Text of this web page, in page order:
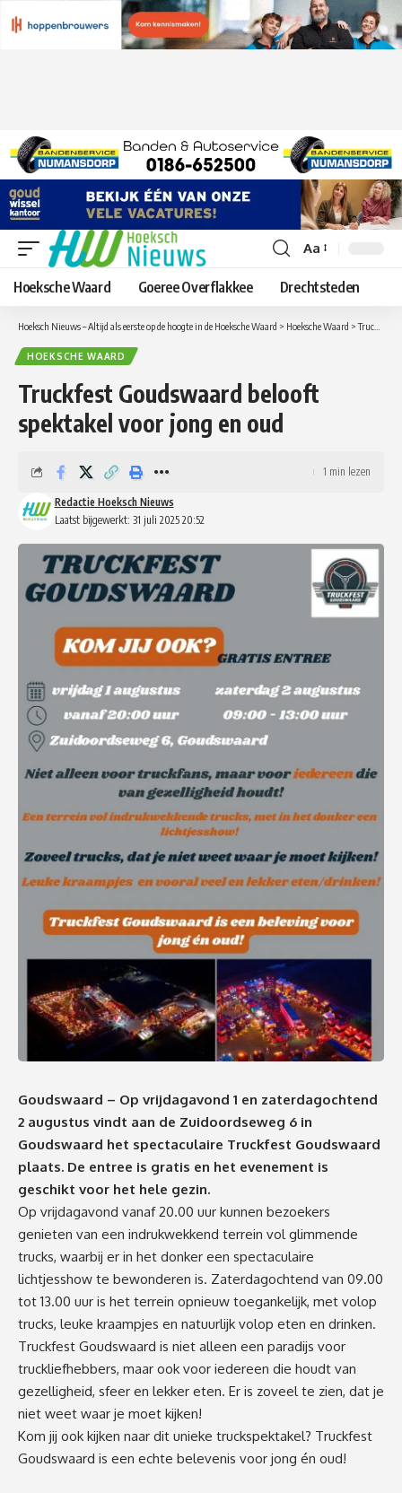
Lettergrootte
aanpassen
Aa
Hoeksche Waard Goeree Overflakkee Drechtsteden
Hoeksch Nieuws – Altijd als eerste op de hoogte in de Hoeksche Waard > Hoeksche Waard >Truckfest Goudswaard belooft spektakel voor jong en oud
HOEKSCHE WAARD
Truckfest Goudswaard belooft
spektakel voor jong en oud
Laatst bijgewerkt: 31 juli 2025 20:52
Redactie Hoeksch Nieuws
1 min lezen
Goudswaard – Op vrijdagavond 1 en zaterdagochtend
2 augustus vindt aan de Zuidoordseweg 6 in
Goudswaard het spectaculaire Truckfest Goudswaard
plaats. De entree is gratis en het evenement is
geschikt voor het hele gezin.
Op vrijdagavond vanaf 20.00 uur kunnen bezoekers
genieten van een indrukwekkend terrein vol glimmende
trucks, waarbij er in het donker een spectaculaire
lichtjesshow te bewonderen is. Zaterdagochtend van 09.00
tot 13.00 uur is het terrein opnieuw toegankelijk, met volop
trucks, leuke kraampjes en natuurlijk volop eten en drinken.
Truckfest Goudswaard is niet alleen een paradijs voor
truckliefhebbers, maar ook voor iedereen die houdt van
gezelligheid, sfeer en lekker eten. Er is zoveel te zien, dat je
niet weet waar je moet kijken!
Kom jij ook kijken naar dit unieke truckspektakel? Truckfest
Goudswaard is een echte belevenis voor jong én oud!